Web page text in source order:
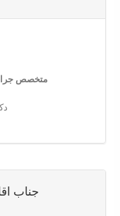
متخصص
جناب